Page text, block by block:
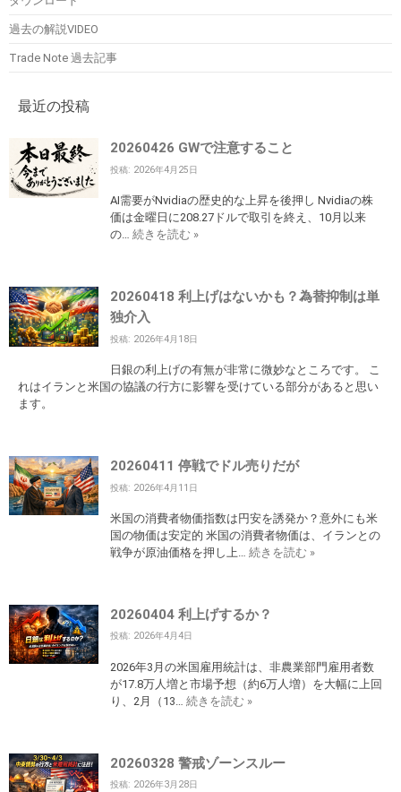
過去の解説VIDEO
Trade Note 過去記事
最近の投稿
20260426 GWで注意すること
投稿: 2026年4月25日
AI需要がNvidiaの歴史的な上昇を後押し Nvidiaの株
価は金曜日に208.27ドルで取引を終え、10月以来
の… 続きを読む »
20260418 利上げはないかも？為替抑制は単
独介入
投稿: 2026年4月18日
日銀の利上げの有無が非常に微妙なところです。 こ
れはイランと米国の協議の行方に影響を受けている部分があると思い
ます。
20260411 停戦でドル売りだが
投稿: 2026年4月11日
米国の消費者物価指数は円安を誘発か？意外にも米
国の物価は安定的 米国の消費者物価は、イランとの
戦争が原油価格を押し上… 続きを読む »
20260404 利上げするか？
投稿: 2026年4月4日
2026年3月の米国雇用統計は、非農業部門雇用者数
が17.8万人増と市場予想（約6万人増）を大幅に上回
り、2月（13… 続きを読む »
20260328 警戒ゾーンスルー
投稿: 2026年3月28日